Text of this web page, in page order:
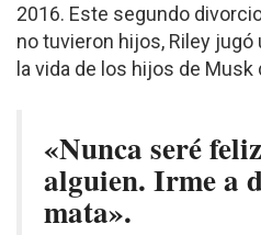
2016. Este segundo
no tuvieron hijos, Riley
la vida de los hijos de
«Nunca seré
alguien. Irme a
mata».